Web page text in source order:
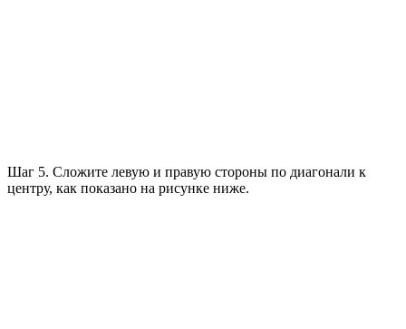
Шаг 5. Сложите левую и правую стороны по диагонали к
центру, как показано на рисунке ниже.